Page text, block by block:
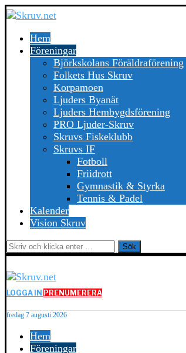
Hem
Föreningar
Björkskolans Föräldraförening
Folkets Hus Skruv
Korpamoen
Ljuders Byanät
Ljuders Hembygdsförening
PRO Ljuder-Skruv
Skruvs Fiskeklubb
Skruvs IF
Fotboll
Friidrott
Gymnastik & Styrka
Tennis & Padel
Kalender
Vision Skruv
Sök
LOGGA IN PRENUMERERA
fredag 7 augusti 2026
Hem
Föreningar